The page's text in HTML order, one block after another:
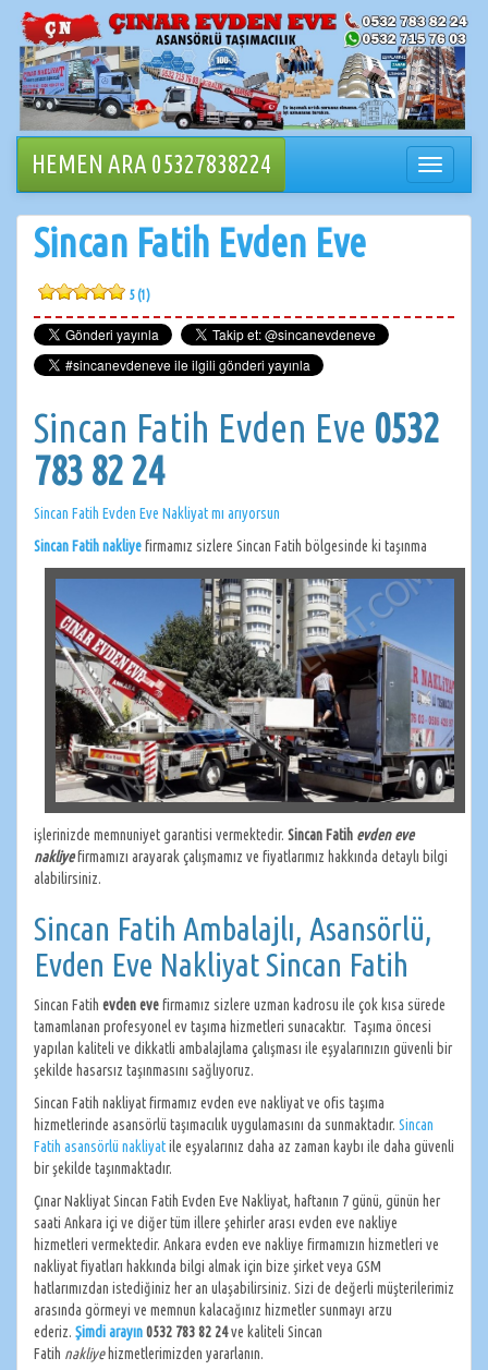
İçeriğe
geçin
HEMEN ARA 05327838224
değiştir
Sincan Fatih Evden Eve
5 (1)
Sincan Fatih Evden Eve 0532
783 82 24
Sincan Fatih Evden Eve Nakliyat mı arıyorsun
Sincan Fatih nakliyefirmamız sizlere Sincan Fatih bölgesinde ki taşınma
işlerinizde memnuniyet garantisi vermektedir. Sincan Fatih evden eve
nakliyefirmamızı arayarak çalışmamız ve fiyatlarımız hakkında detaylı bilgi
alabilirsiniz.
Sincan Fatih Ambalajlı, Asansörlü,
Evden Eve Nakliyat Sincan Fatih
Sincan Fatih evden evefirmamız sizlere uzman kadrosu ile çok kısa sürede
tamamlanan profesyonel ev taşıma hizmetleri sunacaktır. Taşıma öncesi
yapılan kaliteli ve dikkatli ambalajlama çalışması ile eşyalarınızın güvenli bir
şekilde hasarsız taşınmasını sağlıyoruz.
Sincan Fatih nakliyat firmamız evden eve nakliyat ve ofis taşıma
hizmetlerinde asansörlü taşımacılık uygulamasını da sunmaktadır. Sincan
Fatih asansörlü nakliyatile eşyalarınız daha az zaman kaybı ile daha güvenli
bir şekilde taşınmaktadır.
Çınar Nakliyat Sincan Fatih Evden Eve Nakliyat, haftanın 7 günü, günün her
saati Ankara içi ve diğer tüm illere şehirler arası evden eve nakliye
hizmetleri vermektedir. Ankara evden eve nakliye firmamızın hizmetleri ve
nakliyat fiyatları hakkında bilgi almak için bize şirket veya GSM
hatlarımızdan istediğiniz her an ulaşabilirsiniz. Sizi de değerli müşterilerimiz
arasında görmeyi ve memnun kalacağınız hizmetler sunmayı arzu
ederiz. Şimdi arayın0532 783 82 24ve kaliteli Sincan
Fatih nakliyehizmetlerimizden yararlanın.